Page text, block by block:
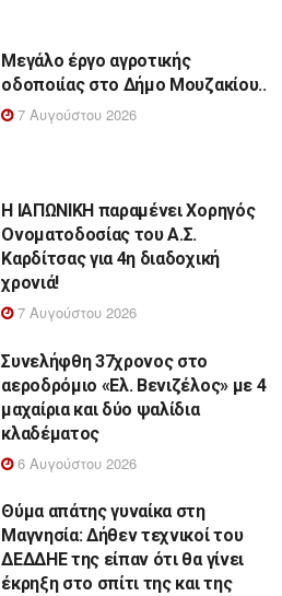
Μεγάλο έργο αγροτικής
οδοποιίας στο Δήμο Μουζακίου..
7 Αυγούστου 2026
Η ΙΑΠΩΝΙΚΗ παραμένει Χορηγός
Ονοματοδοσίας του Α.Σ.
Καρδίτσας για 4η διαδοχική
χρονιά!
7 Αυγούστου 2026
Συνελήφθη 37χρονος στο
αεροδρόμιο «Ελ. Βενιζέλος» με 4
μαχαίρια και δύο ψαλίδια
κλαδέματος
6 Αυγούστου 2026
Θύμα απάτης γυναίκα στη
Μαγνησία: Δήθεν τεχνικοί του
ΔΕΔΔΗΕ της είπαν ότι θα γίνει
έκρηξη στο σπίτι της και της